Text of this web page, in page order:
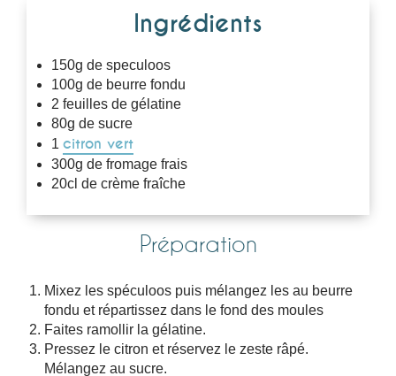
Ingrédients
150g de speculoos
100g de beurre fondu
2 feuilles de gélatine
80g de sucre
1 citron vert
300g de fromage frais
20cl de crème fraîche
Préparation
Mixez les spéculoos puis mélangez les au beurre
fondu et répartissez dans le fond des moules
Faites ramollir la gélatine.
Pressez le citron et réservez le zeste râpé.
Mélangez au sucre.